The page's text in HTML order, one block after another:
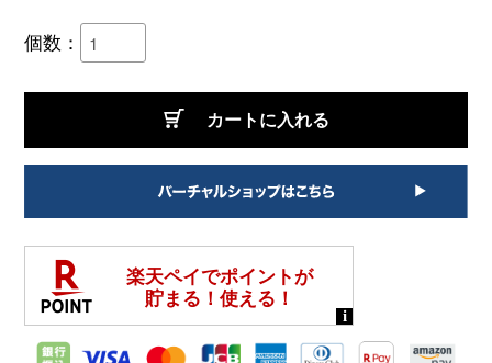
個数：
カートに入れる